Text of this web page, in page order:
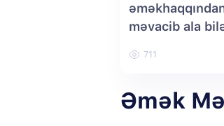
məvacib ala
711
Əmək